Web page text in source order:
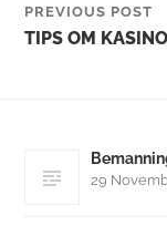
PREVIOUS POST
TIPS OM
29